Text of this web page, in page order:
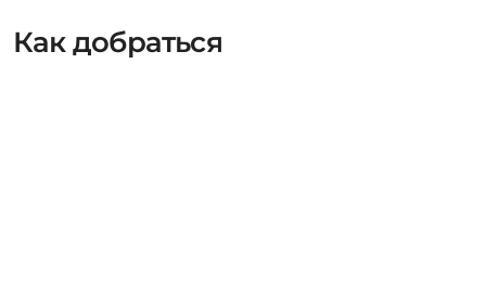
Как добраться